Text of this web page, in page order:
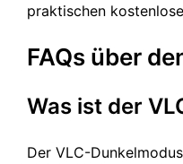
praktischen
FAQs über
Was ist der
Der VLC-